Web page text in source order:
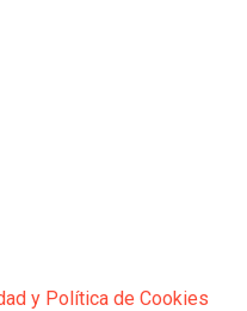
y Política de Cookies